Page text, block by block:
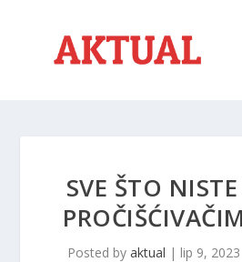
SVE ŠTO
Posted by aktual | lip 9, 2023